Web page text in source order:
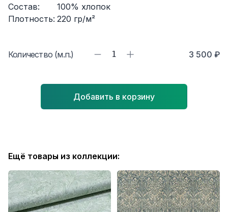
Состав:
100% хлопок
Плотность: 220 гр/м²
Количество (м.п.) 1 3 500 ₽
Добавить в корзину
Ещё товары из коллекции: